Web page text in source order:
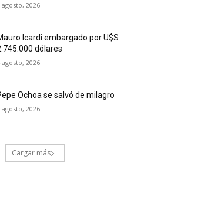
agosto, 2026
Icardi embargado por U$S
dólares
agosto, 2026
Ochoa se salvó de milagro
agosto, 2026
Cargar más